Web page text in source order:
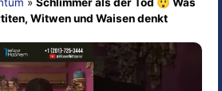
» Schlimmer als der Tod 😲 Was
Witwen und Waisen denkt